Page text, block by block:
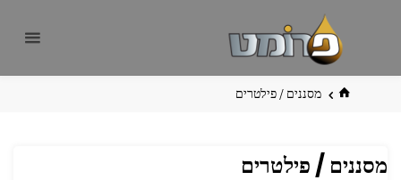
בית מסננים / פילטרים
מסננים / פילטרים